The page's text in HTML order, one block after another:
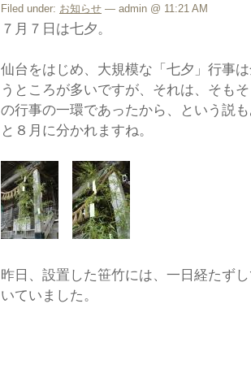
Filed under: お知らせ — admin @ 11:21 AM
７月７日は七夕。
仙台をはじめ、大規模な「七夕」行事
うところが多いですが、それは、そも
の行事の一環であったから、という説
と８月に分かれますね。
昨日、設置した笹竹には、一日経たず
いていました。